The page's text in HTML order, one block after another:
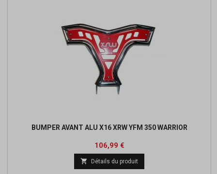
BUMPER AVANT ALU X16 XRW YFM 350 WARRIOR
Prix
106,99 €Prix
de
base
 Détails du produit